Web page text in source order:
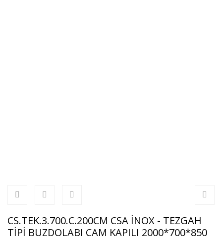
CS.TEK.3.700.C.200CM CSA İNOX - TEZGAH
TİPİ BUZDOLABI CAM KAPILI 2000*700*850